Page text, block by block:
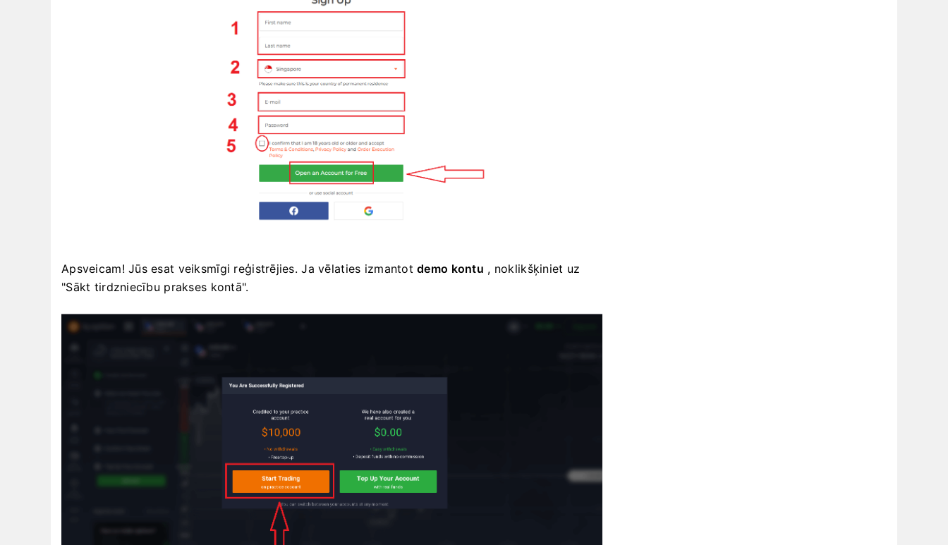
Apsveicam! Jūs esat veiksmīgi reģistrējies. Ja vēlaties izmantotdemo kontu , noklikšķiniet uz
"Sākt tirdzniecību prakses kontā".